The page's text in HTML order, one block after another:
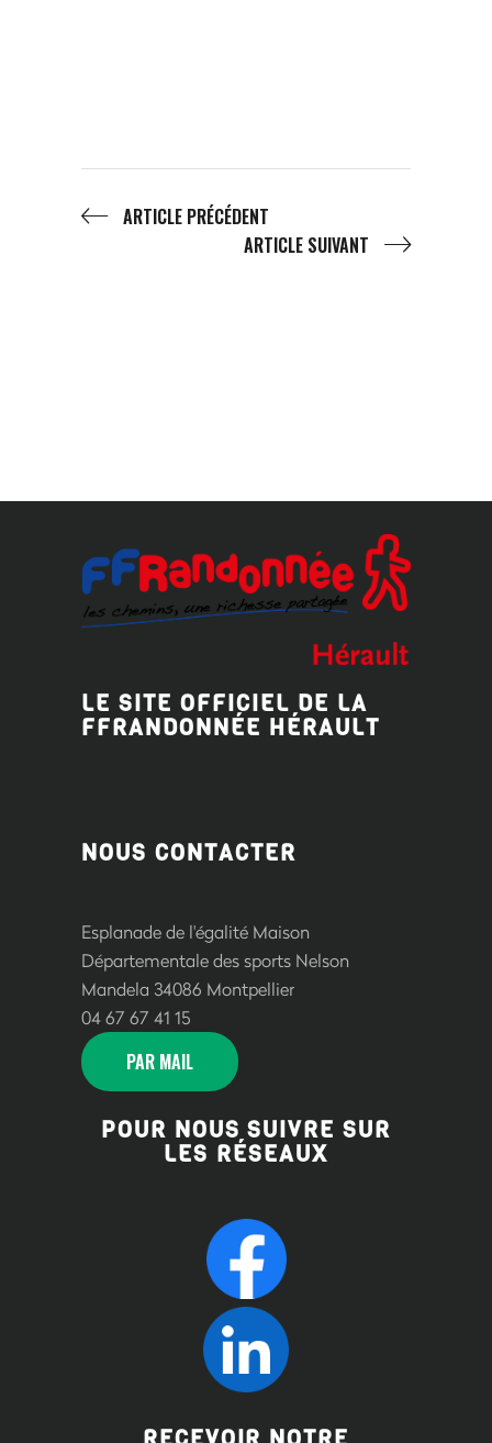
ARTICLE PRÉCÉDENT
ARTICLE SUIVANT
LE SITE OFFICIEL DE LA
FFRANDONNÉE HÉRAULT
NOUS CONTACTER
Esplanade de l'égalité Maison
Départementale des sports Nelson
Mandela 34086 Montpellier
04 67 67 41 15
PAR MAIL
POUR NOUS SUIVRE SUR
LES RÉSEAUX